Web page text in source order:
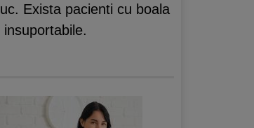
Exista pacienti cu boala